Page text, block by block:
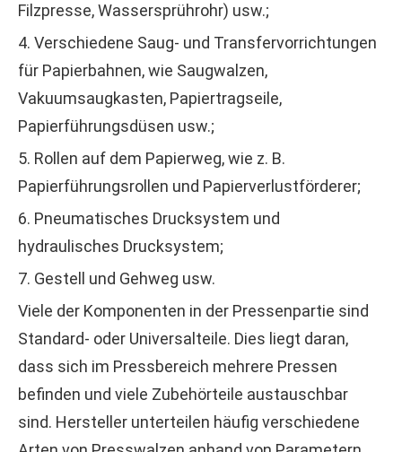
Filzpresse, Wassersprührohr) usw.;
4. Verschiedene Saug- und Transfervorrichtungen
für Papierbahnen, wie Saugwalzen,
Vakuumsaugkasten, Papiertragseile,
Papierführungsdüsen usw.;
5. Rollen auf dem Papierweg, wie z. B.
Papierführungsrollen und Papierverlustförderer;
6. Pneumatisches Drucksystem und
hydraulisches Drucksystem;
7. Gestell und Gehweg usw.
Viele der Komponenten in der Pressenpartie sind
Standard- oder Universalteile. Dies liegt daran,
dass sich im Pressbereich mehrere Pressen
befinden und viele Zubehörteile austauschbar
sind. Hersteller unterteilen häufig verschiedene